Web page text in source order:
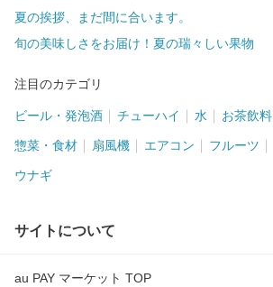
夏の挨拶、まだ間に合います。
旬の美味しさをお届け！夏の瑞々しい果物
注目のカテゴリ
ビール・発泡酒 チューハイ 水 お茶飲料
惣菜・食材 扇風機 エアコン フルーツ
ウナギ
サイトについて
au PAY マーケット TOP